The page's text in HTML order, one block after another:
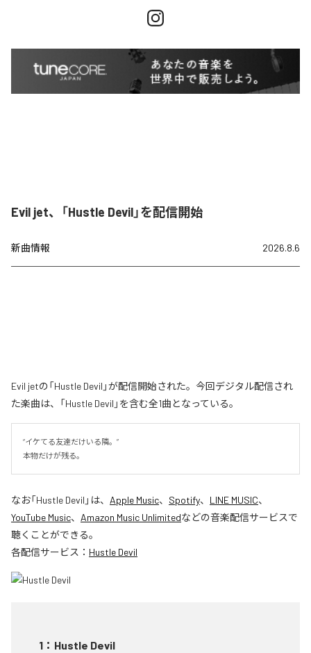
Evil jet、「Hustle Devil」を配信開始
新曲情報 2026.8.6
Evil jetの「Hustle Devil」が配信開始された。今回デジタル配信され
た楽曲は、「Hustle Devil」を含む全1曲となっている。
“イケてる友達だけいる隣。”
本物だけが残る。
なお「Hustle Devil 」は、 Apple Music、 Spotify、 LINE MUSIC、
YouTube Music、 Amazon Music Unlimitedなどの音楽配信サービスで
聴くことができる。
各配信サービス： Hustle Devil
1 ： Hustle Devil